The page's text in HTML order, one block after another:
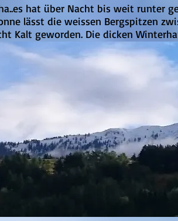
hat über Nacht bis weit runter
lässt die weissen Bergspitzen
Kalt geworden. Die dicken